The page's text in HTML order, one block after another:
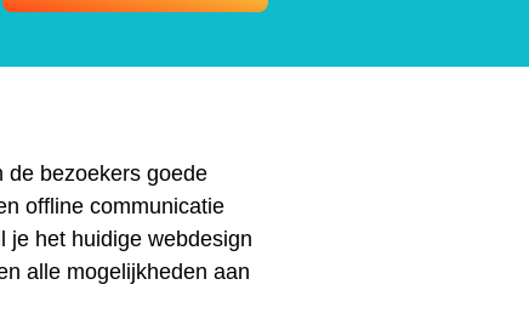
de bezoekers goede
offline communicatie
je het huidige webdesign
alle mogelijkheden aan